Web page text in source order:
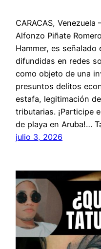
CARACAS,
Alfonzo Piñate
Hammer, es señalado
difundidas en redes
como objeto de una
presuntos delitos
estafa, legitimación
tributarias. ¡Participe
de playa en Aruba!…
julio 3, 2026